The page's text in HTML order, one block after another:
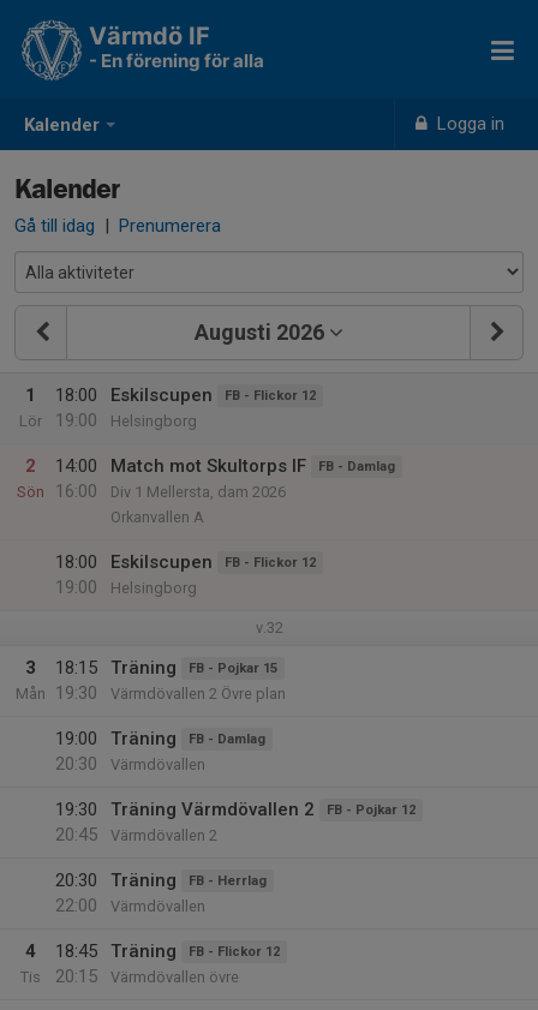
Kalender Logga in
Värmdö IF
- En förening för alla
Kalender
Gå till idag | Prenumerera
Augusti 2026
1
Lör
18:00
19:00
Eskilscupen FB - Flickor 12
Helsingborg
2
Sön
14:00
16:00
Match mot Skultorps IF FB - Damlag
Div 1 Mellersta, dam 2026
Orkanvallen A
18:00
19:00
Eskilscupen FB - Flickor 12
Helsingborg
v.32
3
Mån
18:15
19:30
Träning FB - Pojkar 15
Värmdövallen 2 Övre plan
19:00
20:30
Träning FB - Damlag
Värmdövallen
19:30
20:45
Träning Värmdövallen 2 FB - Pojkar 12
Värmdövallen 2
20:30
22:00
Träning FB - Herrlag
Värmdövallen
4
Tis
18:45
20:15
Träning FB - Flickor 12
Värmdövallen övre